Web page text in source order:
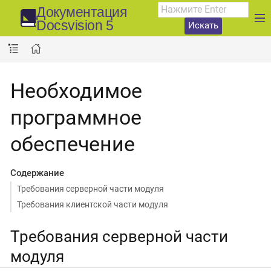
Документация
Docsvision 5
Искать
Необходимое
программное
обеспечение
Содержание
Требования серверной части модуля
Требования клиентской части модуля
Требования серверной части
модуля